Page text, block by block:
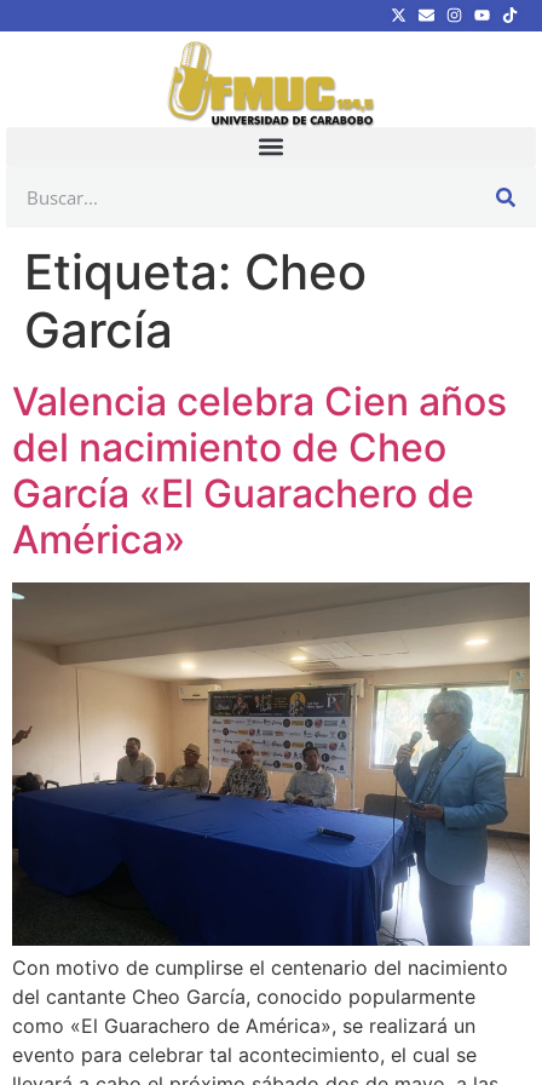
Etiqueta: Cheo
García
Valencia celebra Cien años
del nacimiento de Cheo
García «El Guarachero de
América»
Con motivo de cumplirse el centenario del nacimiento
del cantante Cheo García, conocido popularmente
como «El Guarachero de América», se realizará un
evento para celebrar tal acontecimiento, el cual se